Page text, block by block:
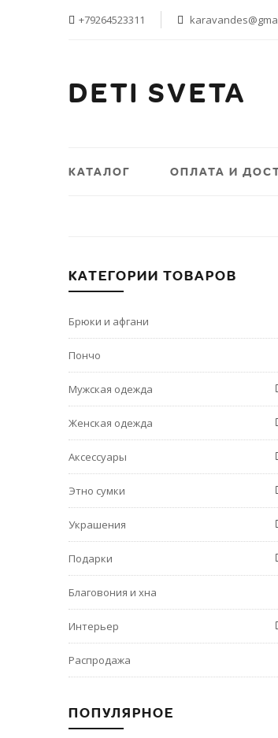
+79264523311
DETI SVETA
КАТАЛОГ ОПЛАТА И
КАТЕГОРИИ ТОВАРОВ
Брюки и афгани
Пончо
Мужская одежда
Женская одежда
Аксессуары
Этно сумки
Украшения
Подарки
Благовония и хна
Интерьер
Распродажа
ПОПУЛЯРНОЕ